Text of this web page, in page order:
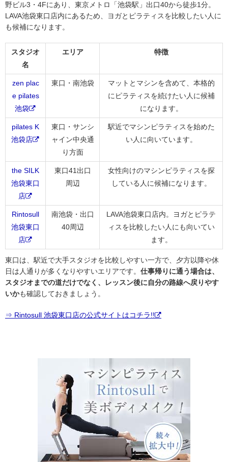
野ビル3・4Fにあり、東京メトロ「池袋駅」出口40から徒歩1分。
LAVA池袋東口店内にあるため、ヨガとピラティスを比較したい人に
も候補になります。
スタジオ
名
エリア 特徴
zen plac
e pilates
池袋
東口・南池袋
マットとマシンを含めて、本格的
にピラティスを続けたい人に候補
になります。
pilates K
池袋店
東口・サンシ
ャイン中央通
り方面
駅近でマシンピラティスを始めた
い人に向いています。
the SILK
池袋東口
店
東口41出口
周辺
女性向けのマシンピラティスを探
している人に候補になります。
Rintosull
池袋東口
店
南池袋・出口
40周辺
LAVA池袋東口店内。ヨガとピラテ
ィスを比較したい人にも向いてい
ます。
東口は、駅近で大手スタジオを比較しやすい一方で、夕方以降や休
日は人通りが多くなりやすいエリアです。 仕事帰りに通う場合は、
スタジオまでの道だけでなく、レッスン後に自分の路線へ戻りやす
いかも確認しておきましょう。
⇒ Rintosull 池袋東口店の公式サイトはコチラ!!